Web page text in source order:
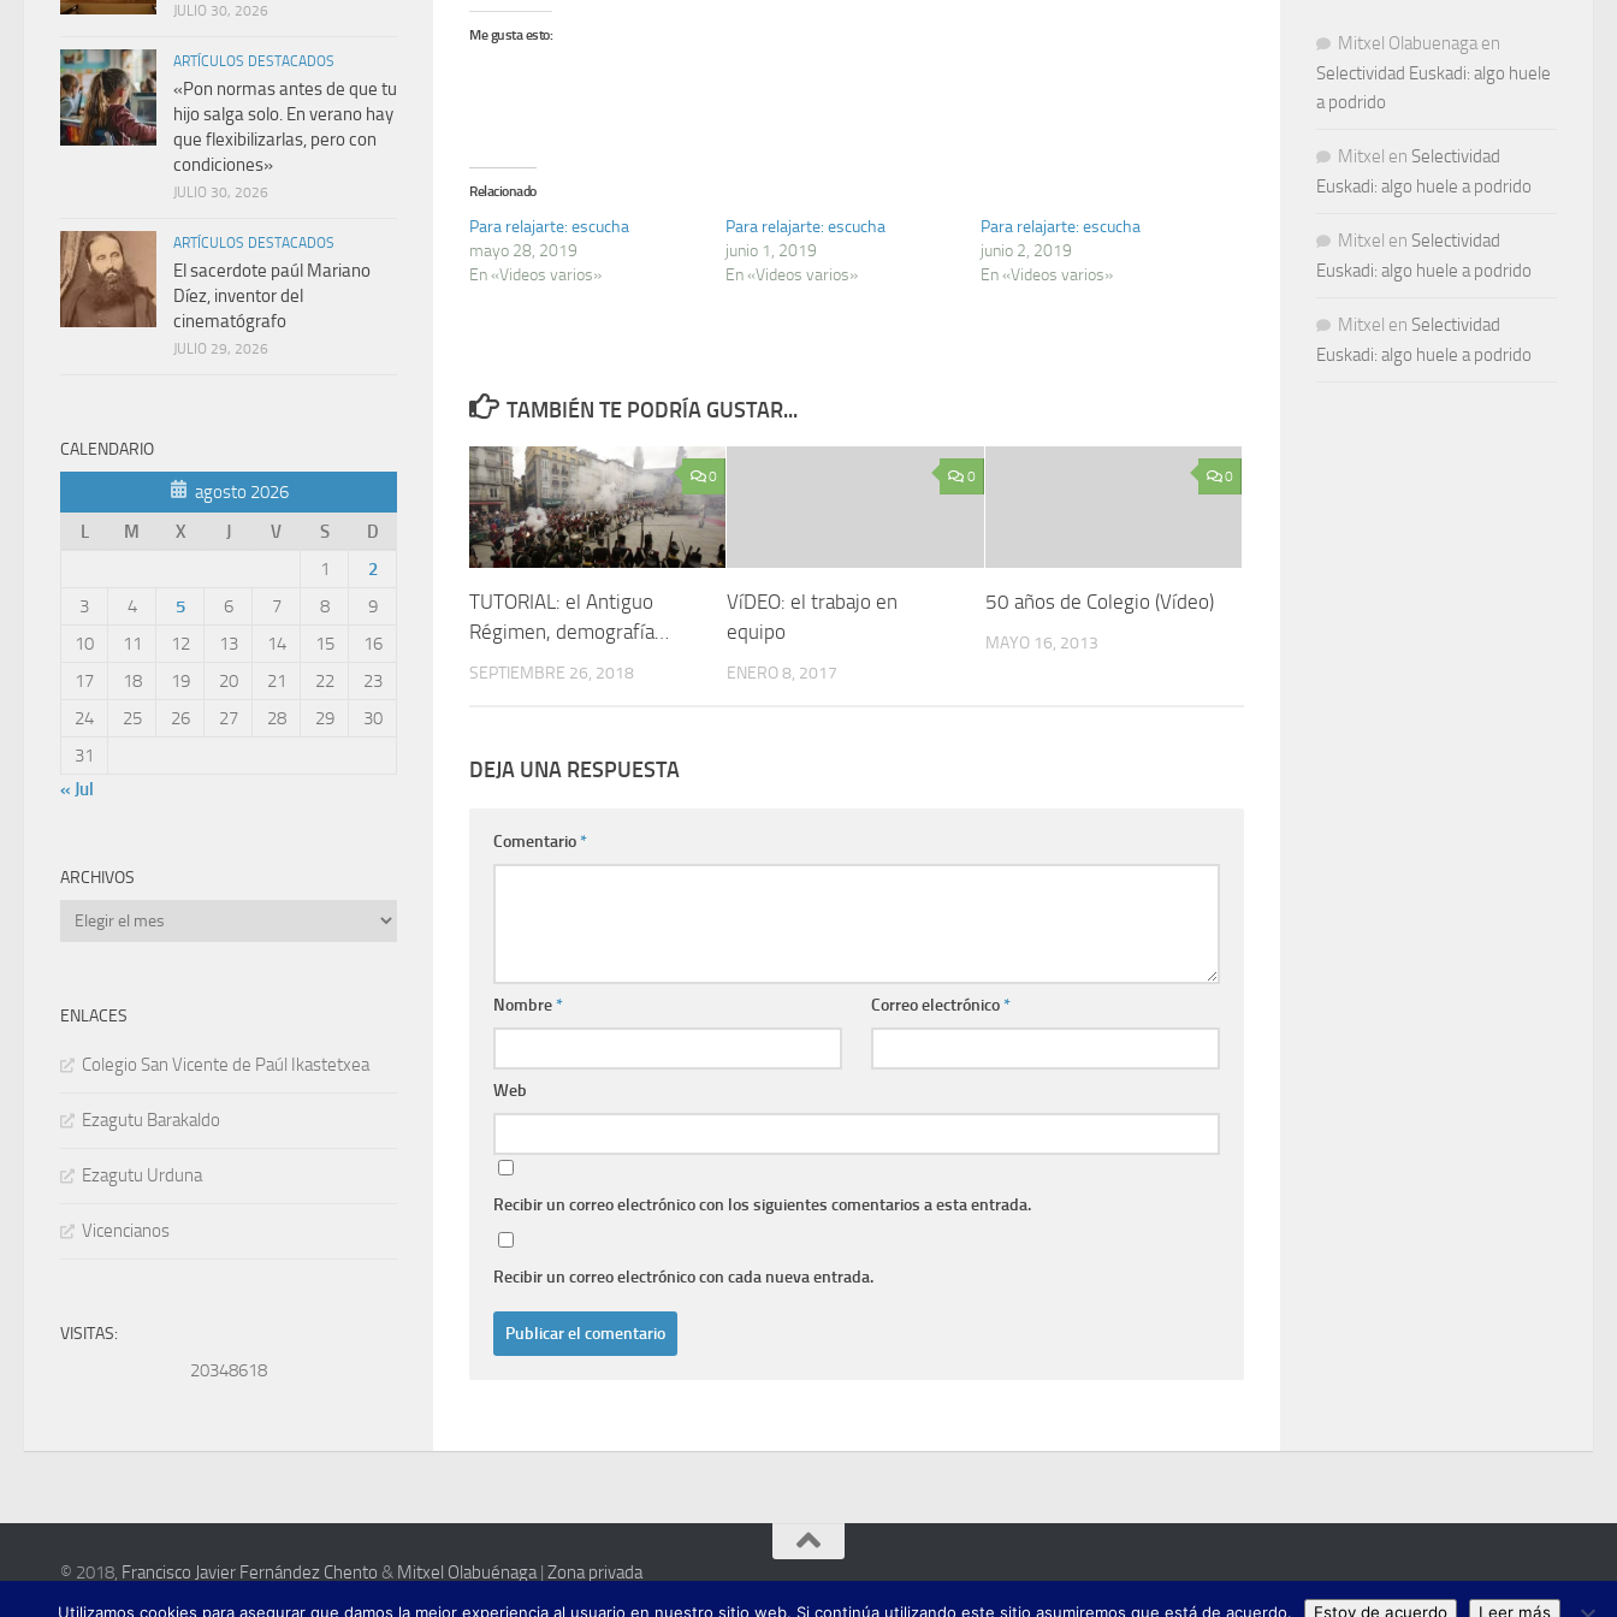
Me gusta esto:
Relacionado
Para relajarte: escucha
mayo 28, 2019
En «Videos varios»
Para relajarte: escucha
junio 1, 2019
En «Videos varios»
Para relajarte: escucha
junio 2, 2019
En «Videos varios»
TAMBIÉN TE PODRÍA GUSTAR...
0
TUTORIAL: el Antiguo
Régimen, demografí­a…
SEPTIEMBRE 26, 2018
0
VíDEO: el trabajo en
equipo
ENERO 8, 2017
0
50 años de Colegio (Ví­deo)
MAYO 16, 2013
DEJA UNA RESPUESTA
Comentario*
Nombre* Correo electrónico*
Web
Recibir un correo electrónico con los siguientes comentarios a esta entrada.
Recibir un correo electrónico con cada nueva entrada.
JULIO 30, 2026
ARTÍCULOS DESTACADOS
«Pon normas antes de que tu
hijo salga solo. En verano hay
que flexibilizarlas, pero con
condiciones»
JULIO 30, 2026
ARTÍCULOS DESTACADOS
El sacerdote paúl Mariano
Díez, inventor del
cinematógrafo
JULIO 29, 2026
CALENDARIO
agosto 2026
L
M X J V S
D
1
2
3
4 5 6 7 8
9
10
11 12 13 14 15
16
17
18 19 20 21 22
23
24
25 26 27 28 29
30
31
« Jul
ARCHIVOS
Archivos
ENLACES
Colegio San Vicente de Paúl Ikastetxea
Ezagutu Barakaldo
Ezagutu Urduna
Vicencianos
VISITAS:
20348618
Mitxel Olabuenaga en
Selectividad Euskadi: algo huele
a podrido
Mitxel en Selectividad
Euskadi: algo huele a podrido
Mitxel en Selectividad
Euskadi: algo huele a podrido
Mitxel en Selectividad
Euskadi: algo huele a podrido
© 2018, Francisco Javier Fernández Chento & Mitxel Olabuénaga | Zona privada
Utilizamos cookies para asegurar que damos la mejor experiencia al usuario en nuestro sitio web. Si continúa utilizando este sitio asumiremos que está de acuerdo. Estoy de acuerdo Leer más